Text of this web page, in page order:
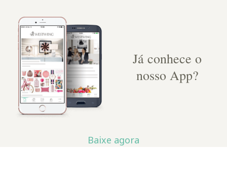
Já conhece o
nosso App?
Baixe agora